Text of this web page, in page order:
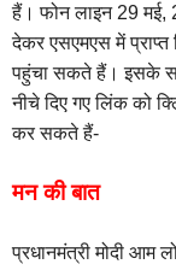
हैं। फोन लाइन 29
देकर एसएमएस में
पहुंचा सकते हैं। इसके
नीचे दिए गए लिंक को
कर सकते हैं-
मन की बात
प्रधानमंत्री मोदी आम